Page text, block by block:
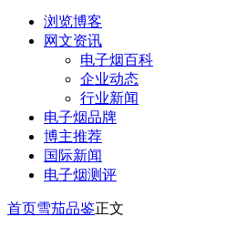
浏览博客
网文资讯
电子烟百科
企业动态
行业新闻
电子烟品牌
博主推荐
国际新闻
电子烟测评
首页雪茄品鉴正文